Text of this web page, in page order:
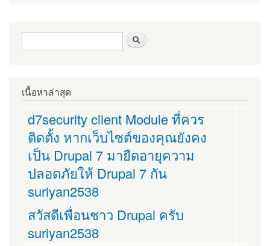
ฟอร์มค้นหา
เนื้อหาล่าสุด
d7security client Module ที่ควร
ติดตั้ง หากเว็บไซต์ของคุณยังคง
เป็น Drupal 7 มายืดอายุความ
ปลอดภัยให้ Drupal 7 กัน
suriyan2538
สวัสดีเพื่อนชาว Drupal ครับ
suriyan2538